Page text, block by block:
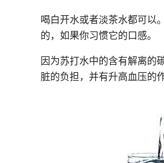
喝白开水或者淡茶水都可以
的，如果你习惯它的口感。
因为苏打水中的含有解离的
脏的负担，并有升高血压的